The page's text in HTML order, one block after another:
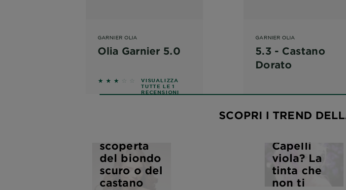
GARNIER OLIA
Olia Garnier 5.0
3 out of 5 stars based on reviews
VISUALIZZA
TUTTE LE 1
RECENSIONI
GARNIER OLIA
5.3 - Castano
Dorato
SCOPRI I TREND
scoperta
del biondo
scuro o del
castano
Capelli
viola? La
tinta che
non ti